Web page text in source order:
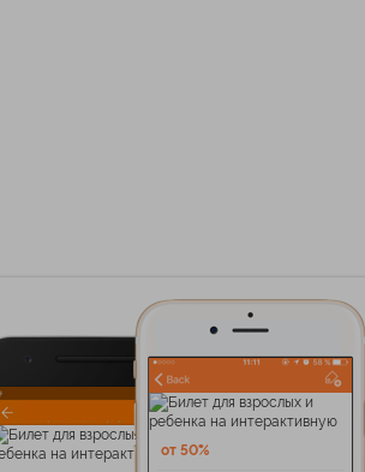
от 50%